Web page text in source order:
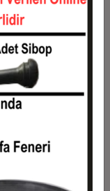
10.822,19 TL
11.004,08 TL
11.095,02 TL
11.276,90 TL
9.094,28 TL